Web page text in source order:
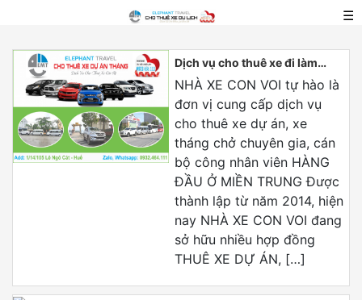
☰
Dịch vụ cho thuê xe đi làm
việc, dự án, thuê xe tháng và
dài hạn
NHÀ XE CON VOI tự hào là
đơn vị cung cấp dịch vụ
cho thuê xe dự án, xe
tháng chở chuyên gia, cán
bộ công nhân viên HÀNG
ĐẦU Ở MIỀN TRUNG Được
thành lập từ năm 2014, hiện
nay NHÀ XE CON VOI đang
sở hữu nhiều hợp đồng
THUÊ XE DỰ ÁN, […]